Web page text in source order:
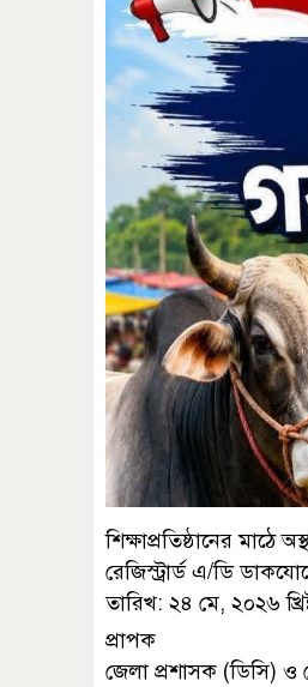
শিক্ষাপ্রতিষ্ঠানের
রেজিস্ট্রার্ড এ/ডি
তারিখ: ২৪ মে, ২০২৬
প্রাপক
জেলা প্রশাসক (ডিসি) ও